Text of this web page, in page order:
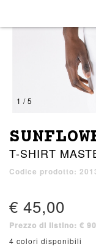
1 / 5
T-SHIRT
Codice prodotto:
€ 45,00
Prezzo di listino: €
4 colori disponibili